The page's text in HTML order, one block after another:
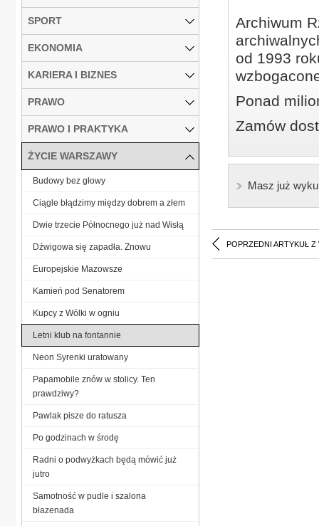
Archiwum
od 1993
Ponad
Zamów
Masz już
POPRZEDNI ARTYKUŁ Z
SPORT
EKONOMIA
KARIERA I BIZNES
PRAWO
PRAWO I PRAKTYKA
ŻYCIE WARSZAWY
Budowy bez głowy
Ciągle błądzimy między dobrem a złem
Dwie trzecie Północnego już nad Wisłą
Dźwigowa się zapadła. Znowu
Europejskie Mazowsze
Kamień pod Senatorem
Kupcy z Wólki w ogniu
Letni klub na fontannie
Neon Syrenki uratowany
Papamobile znów w stolicy. Ten
prawdziwy?
Pawlak pisze do ratusza
Po godzinach w środę
Radni o podwyżkach będą mówić już
jutro
Samotność w pudle i szalona
błazenada